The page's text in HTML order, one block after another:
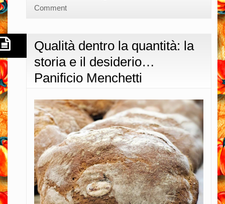
pecore
sarde…
Vinicio
Comment
Qualità dentro la quantità: la
storia e il desiderio…
Panificio Menchetti